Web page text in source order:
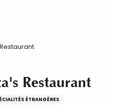
Restaurant
ÉTRANGÈRES